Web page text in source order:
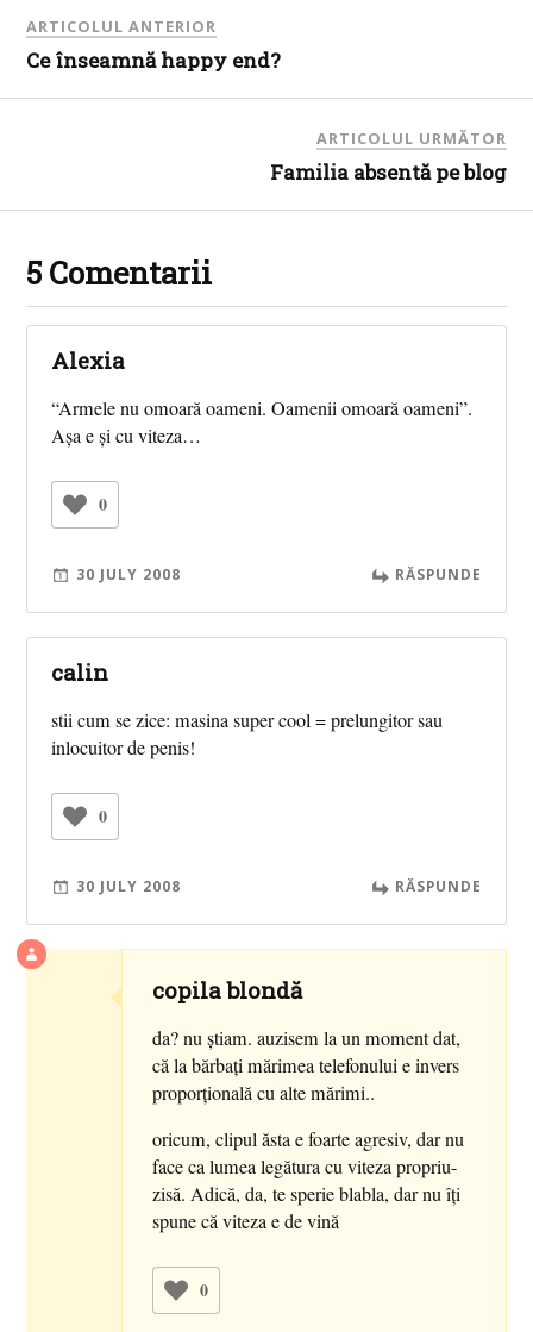
ARTICOLUL ANTERIOR
Ce înseamnă happy end?
ARTICOLUL URMĂTOR
Familia absentă pe blog
5 Comentarii
Alexia
“Armele nu omoară oameni. Oamenii omoară oameni”.
Aşa e şi cu viteza…
0
30 JULY 2008 RĂSPUNDE
calin
stii cum se zice: masina super cool = prelungitor sau
inlocuitor de penis!
0
30 JULY 2008 RĂSPUNDE
copila blondă
da? nu ştiam. auzisem la un moment dat,
că la bărbaţi mărimea telefonului e invers
proporţională cu alte mărimi..
oricum, clipul ăsta e foarte agresiv, dar nu
face ca lumea legătura cu viteza propriu-
zisă. Adică, da, te sperie blabla, dar nu îţi
spune că viteza e de vină
0